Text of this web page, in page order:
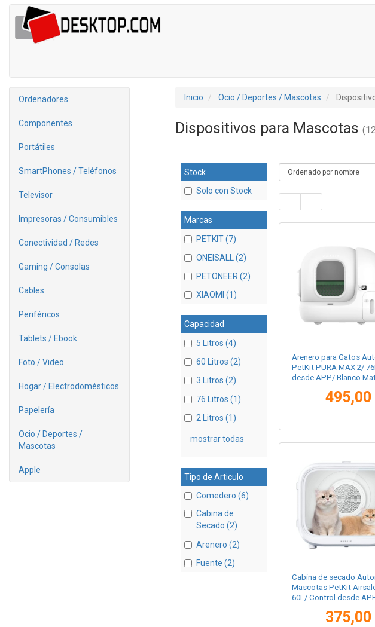
Ordenadores
Componentes
Portátiles
SmartPhones / Teléfonos
Televisor
Impresoras / Consumibles
Conectividad / Redes
Gaming / Consolas
Cables
Periféricos
Tablets / Ebook
Foto / Video
Hogar / Electrodomésticos
Papelería
Ocio / Deportes /
Mascotas
Apple
Inicio Ocio / Deportes / Mascotas
Dispositivos para Mascotas
Stock
Solo con Stock
Marcas
PETKIT (7)
ONEISALL (2)
PETONEER (2)
XIAOMI (1)
Capacidad
5 Litros (4)
60 Litros (2)
3 Litros (2)
76 Litros (1)
2 Litros (1)
mostrar todas
Tipo de Articulo
Comedero (6)
Cabina de
Secado (2)
Arenero (2)
Fuente (2)
Arenero para Gatos
PetKit PURA MAX 2/
desde APP/ Blanco
495,00
Cabina de secado
Mascotas PetKit
60L/ Control desde
375,00